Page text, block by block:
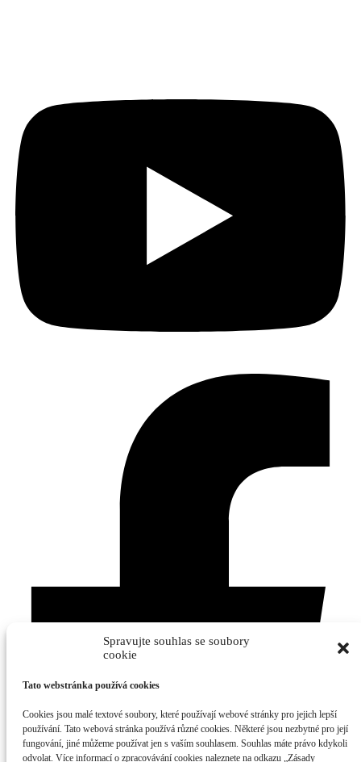
Spravujte souhlas se soubory
cookie
Tato webstránka používá cookies
Cookies jsou malé textové soubory, které používají webové stránky pro jejich lepší
používání. Tato webová stránka používá různé cookies. Některé jsou nezbytné pro její
fungování, jiné můžeme používat jen s vaším souhlasem. Souhlas máte právo kdykoli
odvolat. Více informací o zpracovávání cookies naleznete na odkazu „Zásady